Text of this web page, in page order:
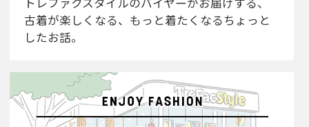
古着が楽しくなる、もっと着たくなるちょっと
したお話。